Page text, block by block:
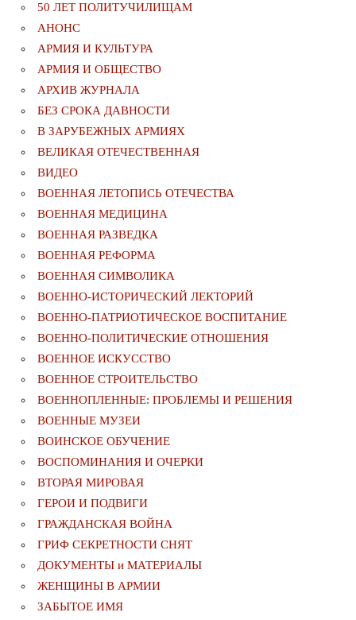
50 ЛЕТ ПОЛИТУЧИЛИЩАМ
АНОНС
АРМИЯ И КУЛЬТУРА
АРМИЯ И ОБЩЕСТВО
АРХИВ ЖУРНАЛА
БЕЗ СРОКА ДАВНОСТИ
В ЗАРУБЕЖНЫХ АРМИЯХ
ВЕЛИКАЯ ОТЕЧЕСТВЕННАЯ
ВИДЕО
ВОЕННАЯ ЛЕТОПИСЬ ОТЕЧЕСТВА
ВОЕННАЯ МЕДИЦИНА
ВОЕННАЯ РАЗВЕДКА
ВОЕННАЯ РЕФОРМА
ВОЕННАЯ СИМВОЛИКА
ВОЕННО-ИСТОРИЧЕСКИЙ ЛЕКТОРИЙ
ВОЕННО-ПАТРИОТИЧЕСКОЕ ВОСПИТАНИЕ
ВОЕННО-ПОЛИТИЧЕСКИE ОТНОШЕНИЯ
ВОЕННОЕ ИСКУССТВО
ВОЕННОЕ СТРОИТЕЛЬСТВО
ВОЕННОПЛЕННЫЕ: ПРОБЛЕМЫ И РЕШЕНИЯ
ВОЕННЫЕ МУЗЕИ
ВОИНСКОЕ ОБУЧЕНИЕ
ВОСПОМИНАНИЯ И ОЧЕРКИ
ВТОРАЯ МИРОВАЯ
ГЕРОИ И ПОДВИГИ
ГРАЖДАНСКАЯ ВОЙНА
ГРИФ СЕКРЕТНОСТИ СНЯТ
ДОКУМЕНТЫ и МАТЕРИАЛЫ
ЖЕНЩИНЫ В АРМИИ
ЗАБЫТОЕ ИМЯ